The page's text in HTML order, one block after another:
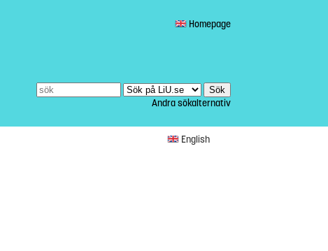
Homepage
Andra sökalternativ
English